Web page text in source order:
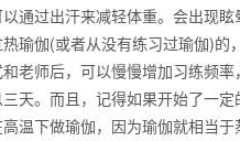
通过出汗来减轻体重。会出现
伽(或者从没有练习过瑜伽)的
老师后，可以慢慢增加习练频
三天。而且，记得如果开始了
温下做瑜伽，因为瑜伽就相当